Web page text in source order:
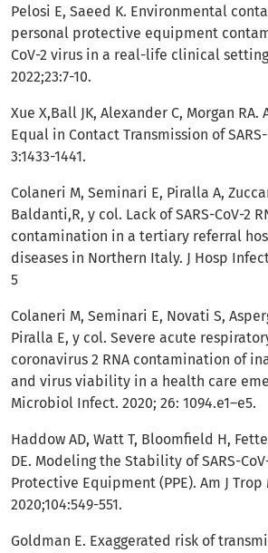
Pelosi E, Saeed K. Environmental
personal protective equipment
CoV-2 virus in a real-life clinical
2022;23:7-10.
Xue X,Ball JK, Alexander C, Morgan
Equal in Contact Transmission of
3:1433-1441.
Colaneri M, Seminari E, Piralla A,
Baldanti,R, y col. Lack of SARS-CoV-2
contamination in a tertiary referral
diseases in Northern Italy. J Hosp Infect
5
Colaneri M, Seminari E, Novati S,
Piralla E, y col. Severe acute
coronavirus 2 RNA contamination of
and virus viability in a health care
Microbiol Infect. 2020; 26: 1094.e1–e5.
Haddow AD, Watt T, Bloomfield H,
DE. Modeling the Stability of SARS-
Protective Equipment (PPE). Am J Trop
2020;104:549-551.
Goldman E. Exaggerated risk of